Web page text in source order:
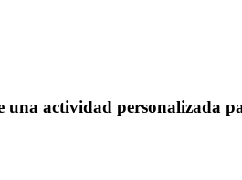
actividad personalizada